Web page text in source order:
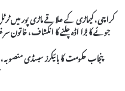
کراچی، کیماڑی کے علاقے ماڑی پور میں
جوئے کا بڑا اڈہ چلنے کا انکشاف، خاتون سرغنہ سمیت 40
پنجاب حکومت کا بائیکرز سبسڈی